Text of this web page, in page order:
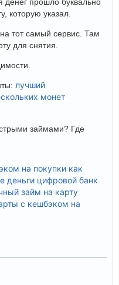
денег прошло буквально
которую указал.
тот самый сервис. Там
для снятия.
лучший
монет
займами? Где
на покупки как
деньги цифровой банк
займ на карту
с кешбэком на